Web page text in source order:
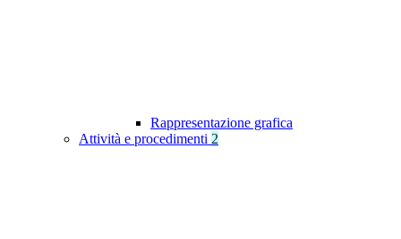
Rappresentazione grafica
Attività e procedimenti 2